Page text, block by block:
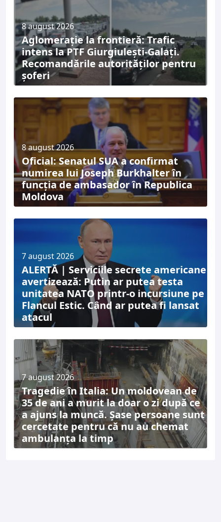
8 august 2026
Aglomerație la frontieră: Trafic
intens la PTF Giurgiulești-Galați.
Recomandările autorităților pentru
șoferi
8 august 2026
Oficial: Senatul SUA a confirmat
numirea lui Joseph Burkhalter în
funcția de ambasador în Republica
Moldova
7 august 2026
ALERTĂ | Serviciile secrete americane
avertizează: Putin ar putea testa
unitatea NATO printr-o incursiune pe
Flancul Estic. Când ar putea fi lansat
atacul
7 august 2026
Tragedie în Italia: Un moldovean de
35 de ani a murit la doar o zi după ce
a ajuns la muncă. Șase persoane sunt
cercetate pentru că nu au chemat
ambulanța la timp